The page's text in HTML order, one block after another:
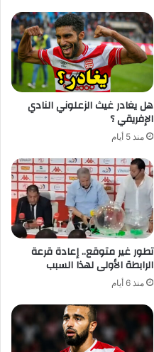
هل يغادر غيث الزعلوني النادي
الإفريقي ؟
منذ 5 أيام
تطور غير متوقع.. إعادة قرعة
الرابطة الأولى لهذا السبب
منذ 6 أيام